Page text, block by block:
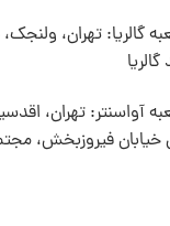
گالریا: تهران، ولنجک،
آواسنتر: تهران،
فیروزبخش،